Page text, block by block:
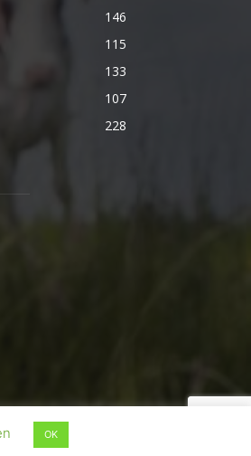
146
115
133
107
228
Privacybeleid
OK